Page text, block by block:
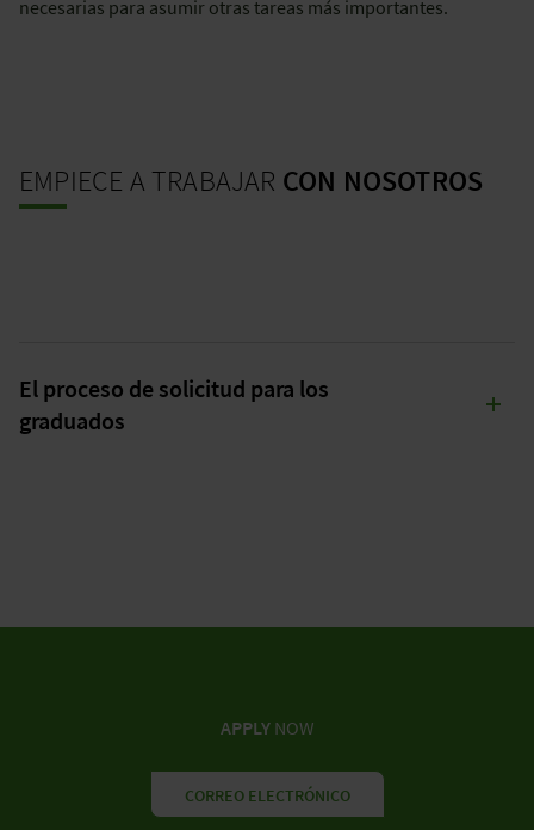
necesarias para asumir otras tareas más importantes.
EMPIECE A TRABAJAR CON NOSOTROS
El proceso de solicitud para los
graduados
APPLY NOW
CORREO ELECTRÓNICO